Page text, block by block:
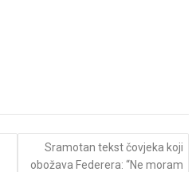
Sramotan tekst čovjeka koji
obožava Federera: “Ne moram